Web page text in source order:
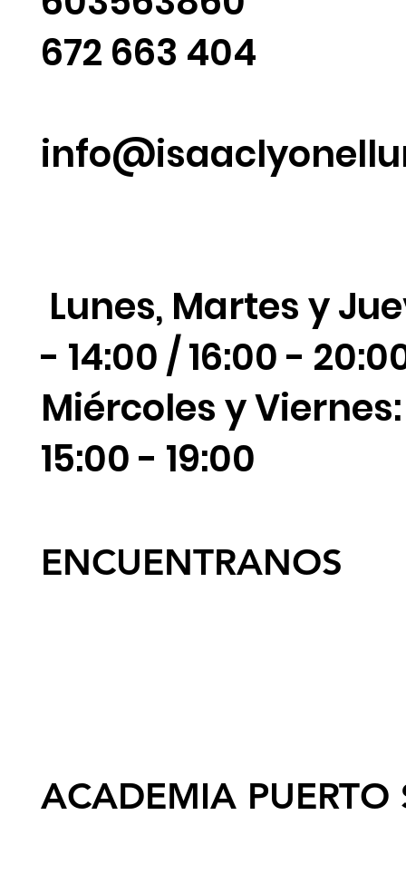
ENCUENTRANOS
672 663 404‬
Lunes, Martes y
- 14:00 / 16:00 -
Miércoles y Viernes:
15:00 - 19:00
ACADEMIA